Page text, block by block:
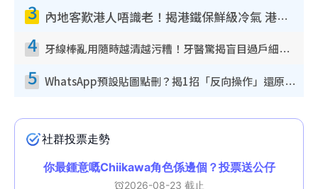
3 內地客歎港人唔識老！揭港鐵保鮮級冷氣 港人求放過：咪投訴
4 牙線棒亂用隨時越清越污糟！牙醫驚揭盲目過戶細菌恐致蛀牙：呢種先係日常真保養
5 WhatsApp預設貼圖點刪？揭1招「反向操作」還原簡潔介面 附3步實測教學